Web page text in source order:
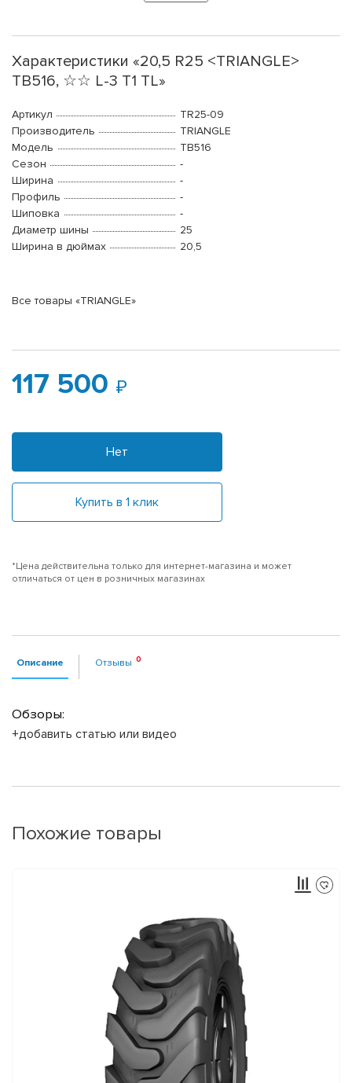
Характеристики «20,5 R25 <TRIANGLE>
TB516, ☆☆ L-3 T1 TL»
Артикул
TR25-09
Производитель
TRIANGLE
Модель
TB516
Сезон
-
Ширина
-
Профиль
-
Шиповка
-
Диаметр шины
25
Ширина в дюймах
20,5
Все товары «TRIANGLE»
117 500
Нет
Купить в 1 клик
*Цена действительна только для интернет-магазина и может
отличаться от цен в розничных магазинах
Описание Отзывы
Обзоры:
+добавить статью или видео
Похожие товары